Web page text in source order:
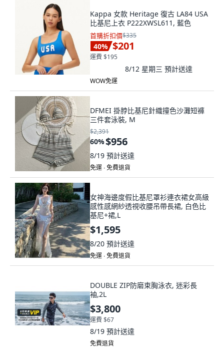
Kappa 女款 Heritage 復古 LA84 USA
比基尼上衣 P222XWSL611, 藍色
首購折扣價$335
40% $201
運費 $195
8/12 星期三 預計送達
WOW免運
DFMEI 掛脖比基尼針織撞色沙灘短褲
三件套泳裝, M
$2,391
60%$956
8/19 預計送達
免運 ∙ 免費退貨
女神海邊度假比基尼罩衫連衣裙女高級
感性感網紗透視收腰吊帶長裙, 白色比
基尼+裙,L
$1,595
8/20 預計送達
免運 ∙ 免費退貨
DOUBLE ZIP防磨束胸泳衣, 迷彩長
袖,2L
$3,800
運費 $67
8/19 預計送達
免費退貨